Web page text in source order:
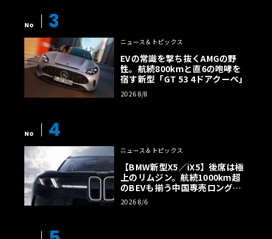
No 3
ニュース＆トピックス
EVの常識を撃ち抜くAMGの野
性。航続800kmと直6の咆哮を
宿す新型「GT 53 4ドアクーペ」
2026 8/8
No 4
ニュース＆トピックス
【BMW新型X5／iX5】後席は極
上のリムジン。航続1000km超
のBEVも揃う中国専売ロング仕
様の全貌
2026 8/6